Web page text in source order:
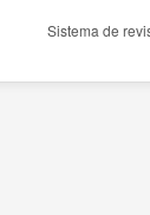
Sistema de